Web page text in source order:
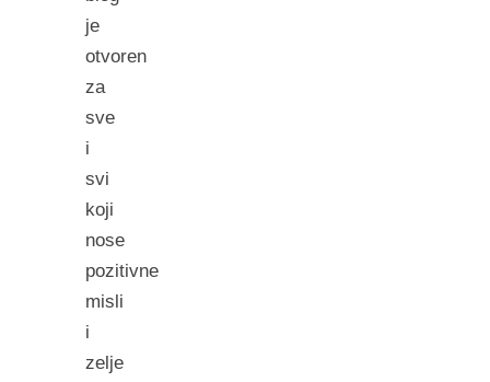
je
otvoren
za
sve
i
svi
koji
nose
pozitivne
misli
i
zelje